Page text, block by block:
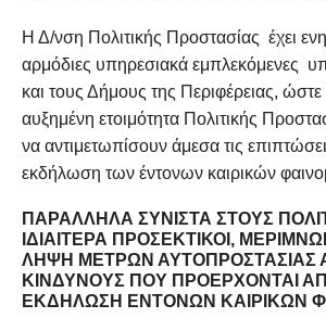
Η Δ/νση Πολιτικής Προστασίας έχει
αρμόδιες υπηρεσιακά εμπλεκόμενες
και τους Δήμους της Περιφέρειας, ώστε
αυξημένη ετοιμότητα Πολιτικής
να αντιμετωπίσουν άμεσα τις
εκδήλωση των έντονων καιρικών
ΠΑΡΆΛΛΗΛΑ ΣΥΝΙΣΤΆ ΣΤΟΥΣ
ΙΔΙΑΊΤΕΡΑ ΠΡΟΣΕΚΤΙΚΟΊ,
ΛΉΨΗ ΜΈΤΡΩΝ ΑΥΤΟΠΡΟΣΤΑΣΊΑΣ
ΚΙΝΔΎΝΟΥΣ ΠΟΥ ΠΡΟΈΡΧΟΝΤΑΙ
ΕΚΔΉΛΩΣΗ ΈΝΤΟΝΩΝ ΚΑΙΡΙΚΏΝ